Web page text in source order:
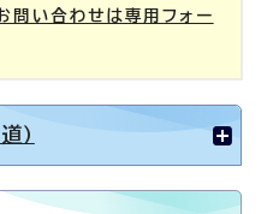
問い合わせは専用フォー
）